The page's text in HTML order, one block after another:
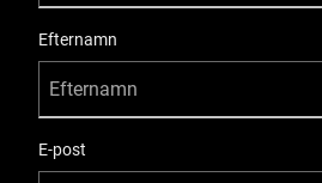
Efternamn
E-post